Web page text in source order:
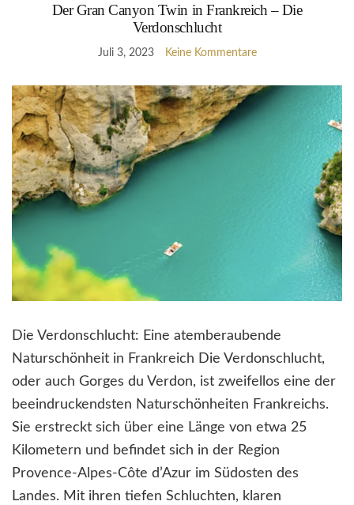
Der Gran Canyon Twin in Frankreich – Die
Verdonschlucht
Juli 3, 2023 Keine Kommentare
Die Verdonschlucht: Eine atemberaubende
Naturschönheit in Frankreich Die Verdonschlucht,
oder auch Gorges du Verdon, ist zweifellos eine der
beeindruckendsten Naturschönheiten Frankreichs.
Sie erstreckt sich über eine Länge von etwa 25
Kilometern und befindet sich in der Region
Provence-Alpes-Côte d’Azur im Südosten des
Landes. Mit ihren tiefen Schluchten, klaren